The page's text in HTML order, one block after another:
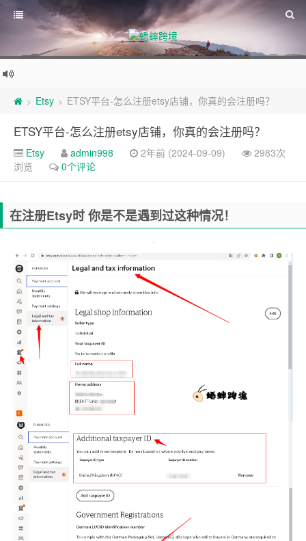
> Etsy > ETSY平台-怎么注册etsy店铺，你真的会注册吗？
ETSY平台-怎么注册etsy店铺，你真的会注册吗？
Etsy admin998 2年前 (2024-09-09)
2983次
浏览
0个评论
在注册Etsy时 你是不是遇到过这种情况！